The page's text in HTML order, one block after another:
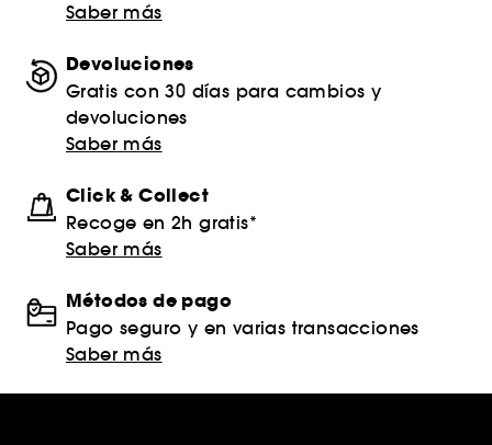
Saber más
Devoluciones
Gratis con 30 días para cambios y
devoluciones
Saber más
Click & Collect
Recoge en 2h gratis*
Saber más
Métodos de pago
Pago seguro y en varias transacciones
Saber más